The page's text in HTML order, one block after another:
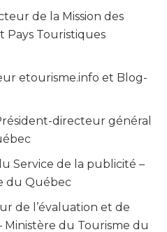
de la Mission des
Pays Touristiques
etourisme.info et Blog-
directeur général
Service de la publicité –
du Québec
de l’évaluation et de
Ministère du Tourisme du